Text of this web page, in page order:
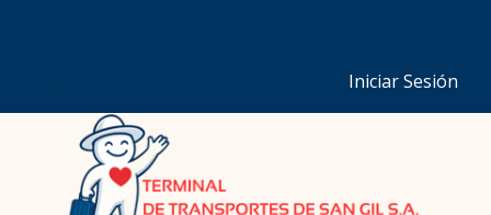
Iniciar Sesión